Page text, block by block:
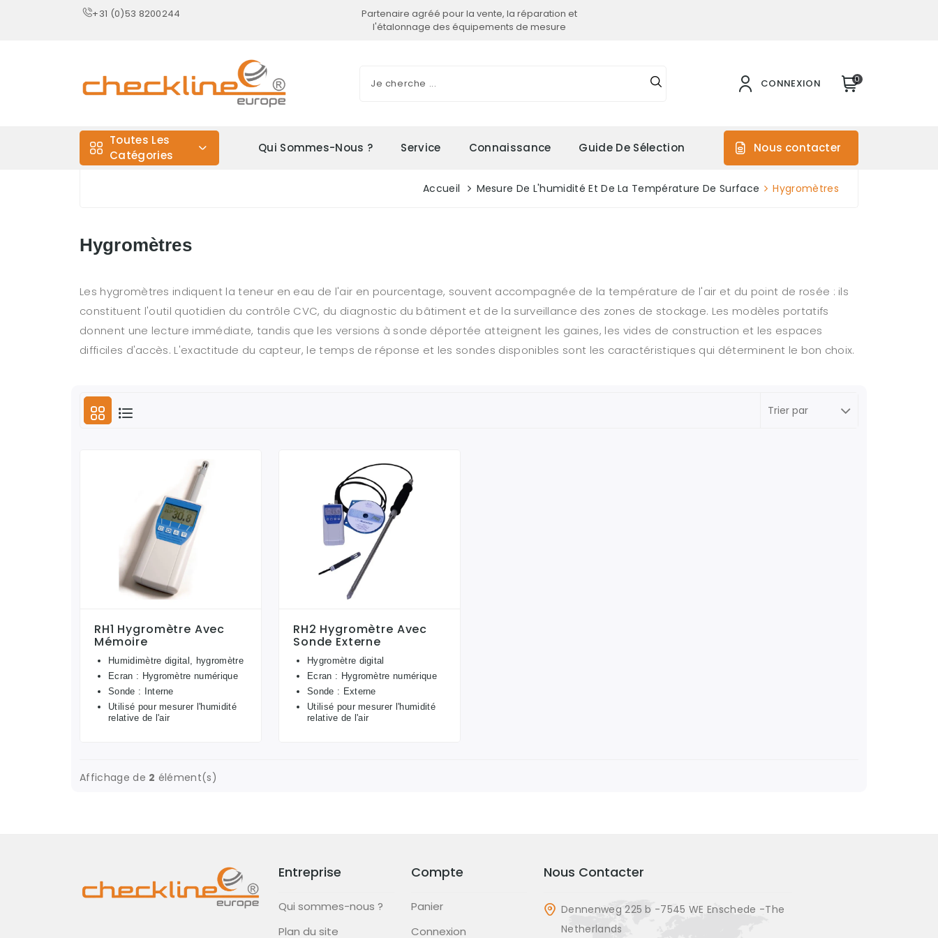
+31 (0)53 8200244
Partenaire agréé pour la vente, la réparation et
l'étalonnage des équipements de mesure
CONNEXION 0
Toutes Les
Catégories
Qui Sommes-Nous ? Service Connaissance Guide De Sélection Nous contacter
Accueil Mesure De L'humidité Et De La Température De Surface Hygromètres
Hygromètres
Les hygromètres indiquent la teneur en eau de l'air en pourcentage, souvent accompagnée de la température de l'air et du point de rosée : ils
constituent l'outil quotidien du contrôle CVC, du diagnostic du bâtiment et de la surveillance des zones de stockage. Les modèles portatifs
donnent une lecture immédiate, tandis que les versions à sonde déportée atteignent les gaines, les vides de construction et les espaces
difficiles d'accès. L'exactitude du capteur, le temps de réponse et les sondes disponibles sont les caractéristiques qui déterminent le bon choix.
RH1 Hygromètre Avec
Mémoire
Humidimètre digital, hygromètre
Ecran : Hygromètre numérique
Sonde : Interne
Utilisé pour mesurer l'humidité
relative de l'air
RH2 Hygromètre Avec
Sonde Externe
Hygromètre digital
Ecran : Hygromètre numérique
Sonde : Externe
Utilisé pour mesurer l'humidité
relative de l'air
Affichage de 2 élément(s)
Entreprise
Qui sommes-nous ?
Plan du site
Compte
Panier
Connexion
Nous Contacter
Dennenweg 225 b -7545 WE Enschede -The
Netherlands